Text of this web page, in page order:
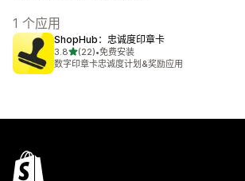
1 个应用
ShopHub：忠诚度印章卡
3.8星（满分 5 星）
(22)
总共 22 条评论
•免费安装
数字印章卡忠诚度计划&奖励应用